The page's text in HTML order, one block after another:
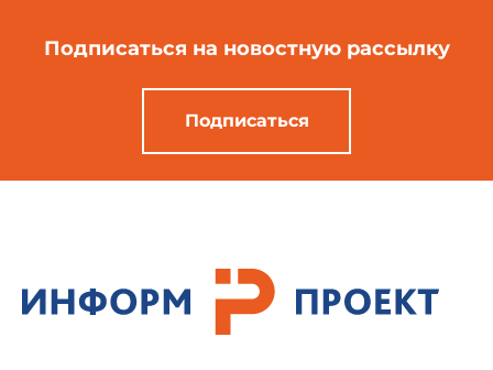
Подписаться на новостную рассылку
Подписаться